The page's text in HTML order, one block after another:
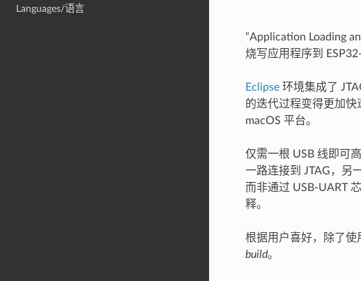
Languages/语言
“Application Loading
烧写应用程序到
Eclipse环境集成了
的迭代过程变得更加
macOS 平台。
仅需一根 USB 线即可
一路连接到 JTAG，另
而非通过 USB-UART
释。
根据用户喜好，除了使
build。